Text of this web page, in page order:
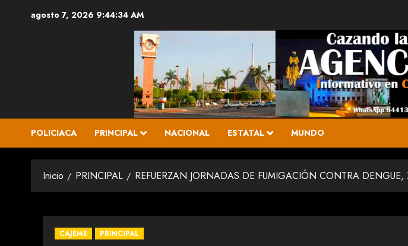
agosto 7, 2026 9:44:35 AM
POLICIACA PRINCIPAL NACIONAL ESTATAL MUNDO
Inicio PRINCIPAL REFUERZAN JORNADAS DE FUMIGACIÓN CONTRA DENGUE,
CAJEME PRINCIPAL